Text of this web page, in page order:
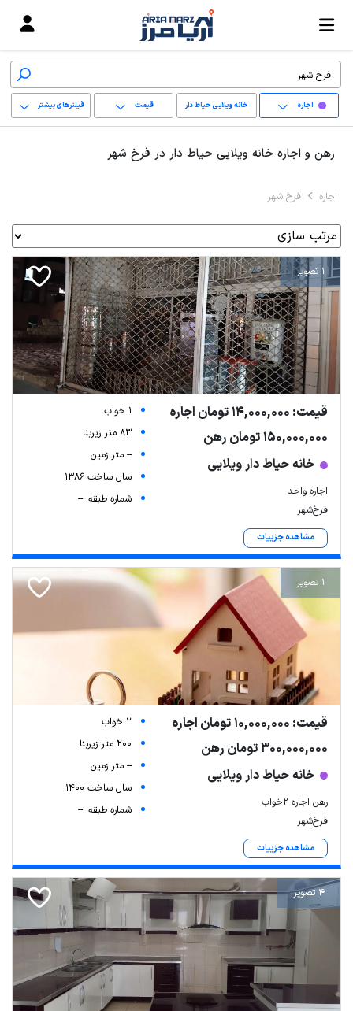
اجاره خانه ویلایی حیاط دار قیمت فیلترهای بیشتر
رهن و اجاره خانه ویلایی حیاط دار در فرخ شهر
اجاره فرخ شهر
1 تصویر
قیمت: 14,000,000 تومان اجاره
150,000,000 تومان رهن
خانه حیاط دار ویلایی
اجاره واحد
فرخ‌شهر
مشاهده جزییات
1 خواب
83 متر زیربنا
-- متر زمین
سال ساخت 1386
شماره طبقه: --
1 تصویر
قیمت: 10,000,000 تومان اجاره
300,000,000 تومان رهن
خانه حیاط دار ویلایی
رهن اجاره ۲خواب
فرخ‌شهر
مشاهده جزییات
2 خواب
200 متر زیربنا
-- متر زمین
سال ساخت 1400
شماره طبقه: --
4 تصویر